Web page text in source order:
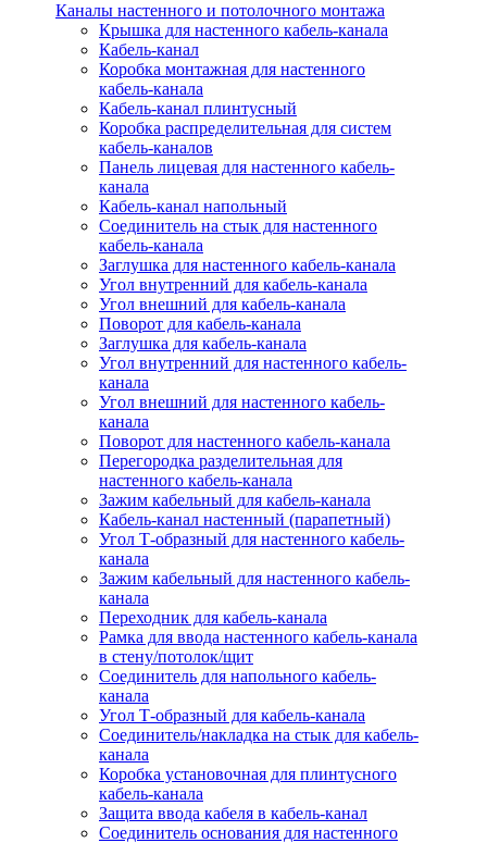
Каналы настенного и потолочного монтажа
Крышка для настенного кабель-канала
Кабель-канал
Коробка монтажная для настенного
кабель-канала
Кабель-канал плинтусный
Коробка распределительная для систем
кабель-каналов
Панель лицевая для настенного кабель-
канала
Кабель-канал напольный
Соединитель на стык для настенного
кабель-канала
Заглушка для настенного кабель-канала
Угол внутренний для кабель-канала
Угол внешний для кабель-канала
Поворот для кабель-канала
Заглушка для кабель-канала
Угол внутренний для настенного кабель-
канала
Угол внешний для настенного кабель-
канала
Поворот для настенного кабель-канала
Перегородка разделительная для
настенного кабель-канала
Зажим кабельный для кабель-канала
Кабель-канал настенный (парапетный)
Угол Т-образный для настенного кабель-
канала
Зажим кабельный для настенного кабель-
канала
Переходник для кабель-канала
Рамка для ввода настенного кабель-канала
в стену/потолок/щит
Соединитель для напольного кабель-
канала
Угол Т-образный для кабель-канала
Соединитель/накладка на стык для кабель-
канала
Коробка установочная для плинтусного
кабель-канала
Защита ввода кабеля в кабель-канал
Соединитель основания для настенного